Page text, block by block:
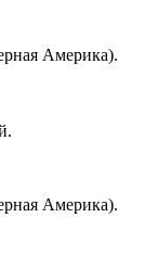
Америка).
Америка).